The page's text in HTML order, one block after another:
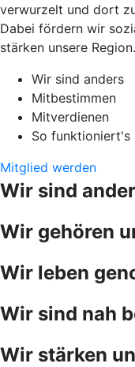
verwurzelt und dort
Dabei fördern wir
stärken unsere Region.
Wir sind anders
Mitbestimmen
Mitverdienen
So funktioniert's
Mitglied werden
Wir sind
Wir gehören
Wir leben
Wir sind nah
Wir stärken